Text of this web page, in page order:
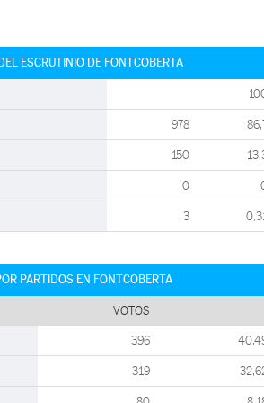
ESCRUTINIO DE FONTCOBERTA
978
150
0
3
PARTIDOS EN FONTCOBERTA
VOTOS
396
319